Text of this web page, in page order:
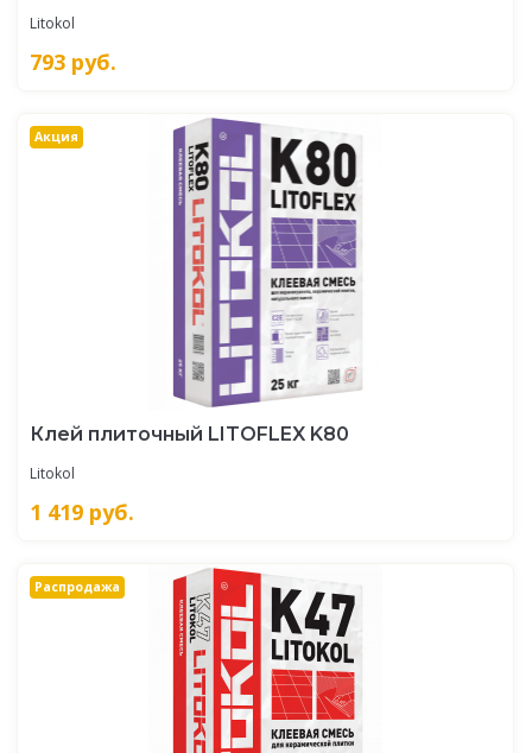
Litokol
793 руб.
Акция
Клей плиточный LITOFLEX K80
Litokol
1 419 руб.
Распродажа